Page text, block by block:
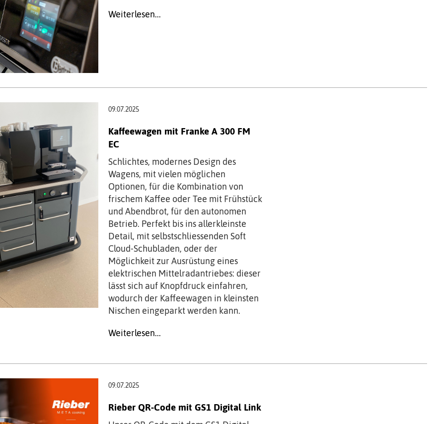
Weiterlesen...
09.07.2025
Kaffeewagen mit Franke A 300 FM
EC
Schlichtes, modernes Design des
Wagens, mit vielen möglichen
Optionen, für die Kombination von
frischem Kaffee oder Tee mit Frühstück
und Abendbrot, für den autonomen
Betrieb. Perfekt bis ins allerkleinste
Detail, mit selbstschliessenden Soft
Cloud-Schubladen, oder der
Möglichkeit zur Ausrüstung eines
elektrischen Mittelradantriebes: dieser
lässt sich auf Knopfdruck einfahren,
wodurch der Kaffeewagen in kleinsten
Nischen eingeparkt werden kann.
Weiterlesen...
09.07.2025
Rieber QR-Code mit GS1 Digital Link